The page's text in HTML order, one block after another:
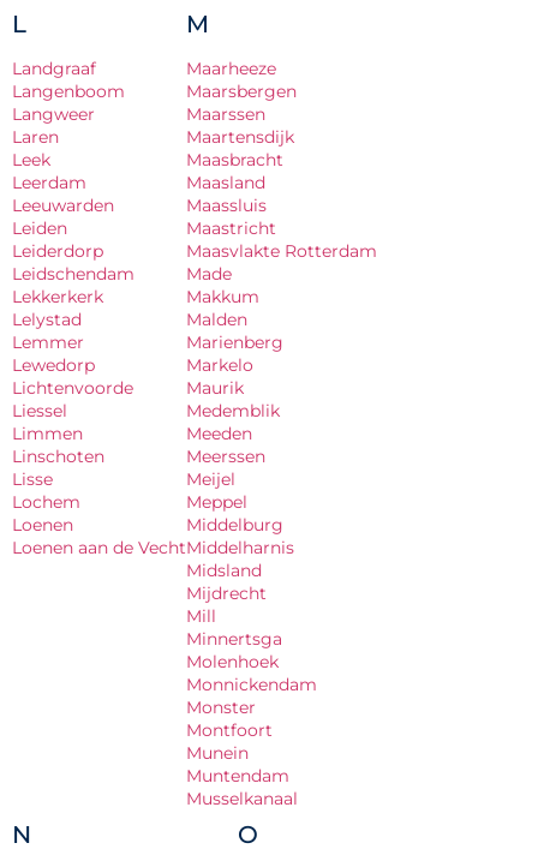
L
Landgraaf
Langenboom
Langweer
Laren
Leek
Leerdam
Leeuwarden
Leiden
Leiderdorp
Leidschendam
Lekkerkerk
Lelystad
Lemmer
Lewedorp
Lichtenvoorde
Liessel
Limmen
Linschoten
Lisse
Lochem
Loenen
Loenen aan de Vecht
M
Maarheeze
Maarsbergen
Maarssen
Maartensdijk
Maasbracht
Maasland
Maassluis
Maastricht
Maasvlakte Rotterdam
Made
Makkum
Malden
Marienberg
Markelo
Maurik
Medemblik
Meeden
Meerssen
Meijel
Meppel
Middelburg
Middelharnis
Midsland
Mijdrecht
Mill
Minnertsga
Molenhoek
Monnickendam
Monster
Montfoort
Munein
Muntendam
Musselkanaal
N O